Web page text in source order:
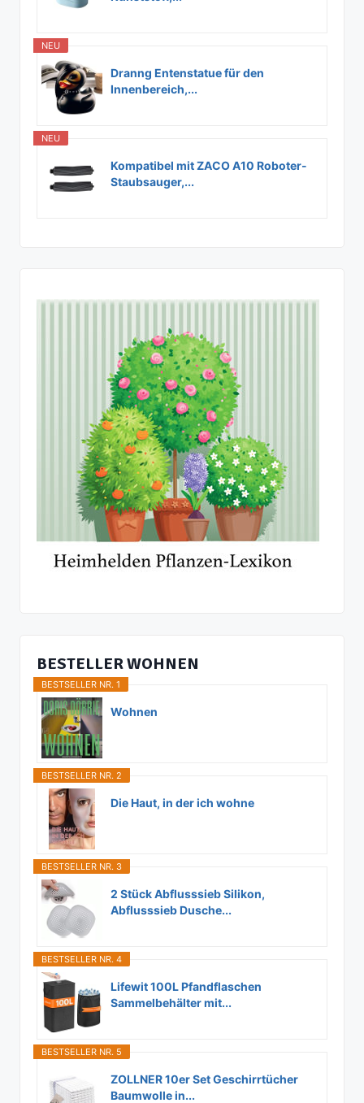
NEU
Dranng Entenstatue für den
Innenbereich,...
NEU
Kompatibel mit ZACO A10 Roboter-
Staubsauger,...
BESTELLER WOHNEN
BESTSELLER NR. 1
Wohnen
BESTSELLER NR. 2
Die Haut, in der ich wohne
BESTSELLER NR. 3
2 Stück Abflusssieb Silikon,
Abflusssieb Dusche...
BESTSELLER NR. 4
Lifewit 100L Pfandflaschen
Sammelbehälter mit...
BESTSELLER NR. 5
ZOLLNER 10er Set Geschirrtücher
Baumwolle in...